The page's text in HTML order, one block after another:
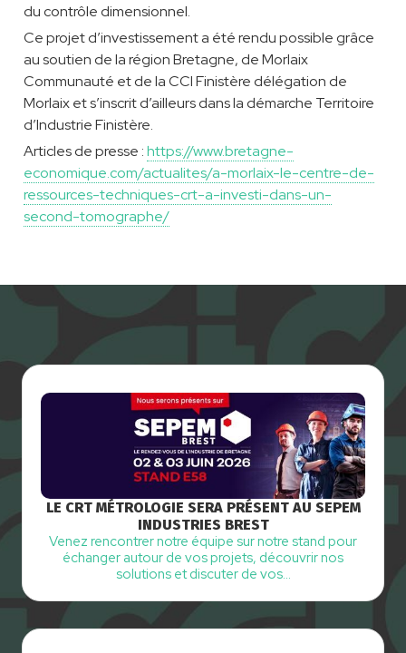
du contrôle dimensionnel.
Ce projet d’investissement a été rendu possible grâce
au soutien de la région Bretagne, de Morlaix
Communauté et de la CCI Finistère délégation de
Morlaix et s’inscrit d’ailleurs dans la démarche Territoire
d’Industrie Finistère.
Articles de presse :https://www.bretagne-
economique.com/actualites/a-morlaix-le-centre-de-
ressources-techniques-crt-a-investi-dans-un-
second-tomographe/
LE CRT MÉTROLOGIE SERA PRÉSENT AU SEPEM
INDUSTRIES BREST
Venez rencontrer notre équipe sur notre stand pour
échanger autour de vos projets, découvrir nos
solutions et discuter de vos…